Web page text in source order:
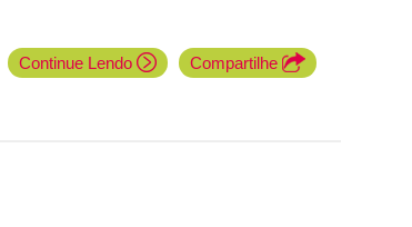
Continue Lendo Compartilhe